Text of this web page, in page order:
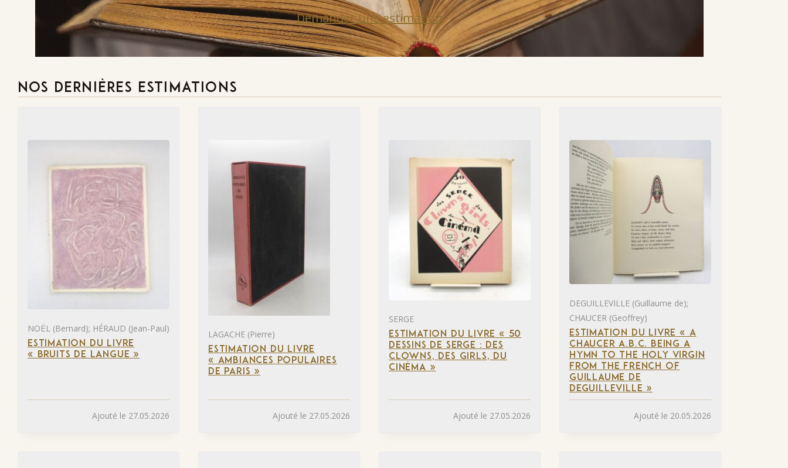
Demander une estimation
NOS DERNIÈRES ESTIMATIONS
NOËL (Bernard); HÉRAUD (Jean-Paul)
ESTIMATION DU LIVRE
« BRUITS DE LANGUE »
Ajouté le 27.05.2026
LAGACHE (Pierre)
ESTIMATION DU LIVRE
« AMBIANCES POPULAIRES
DE PARIS »
Ajouté le 27.05.2026
SERGE
ESTIMATION DU LIVRE « 50
DESSINS DE SERGE : DES
CLOWNS, DES GIRLS, DU
CINÉMA »
Ajouté le 27.05.2026
DEGUILLEVILLE (Guillaume de);
CHAUCER (Geoffrey)
ESTIMATION DU LIVRE « A
CHAUCER A.B.C. BEING A
HYMN TO THE HOLY VIRGIN
FROM THE FRENCH OF
GUILLAUME DE
DEGUILLEVILLE »
Ajouté le 20.05.2026